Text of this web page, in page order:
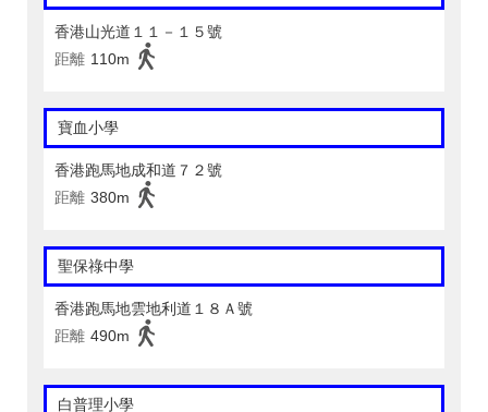
香港山光道１１－１５號
距離 110m
寶血小學
香港跑馬地成和道７２號
距離 380m
聖保祿中學
香港跑馬地雲地利道１８Ａ號
距離 490m
白普理小學